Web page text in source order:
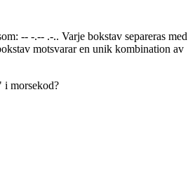
-- -.-- .-.. Varje bokstav separeras med
motsvarar en unik kombination av
i morsekod?